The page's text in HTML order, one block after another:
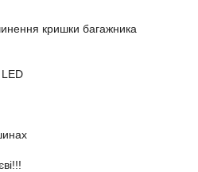
кришки багажника